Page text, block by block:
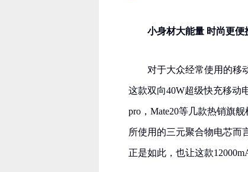
小身材大能量 时尚更便
对于大众经常使用的移
这款双向40W超级快充移动
pro，Mate20等几款热销旗
所使用的三元聚合物电芯而
正是如此，也让这款